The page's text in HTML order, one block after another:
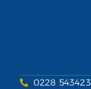
0228 543423